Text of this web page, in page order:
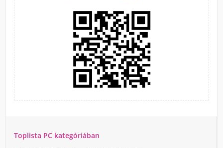
Toplista PC kategóriában